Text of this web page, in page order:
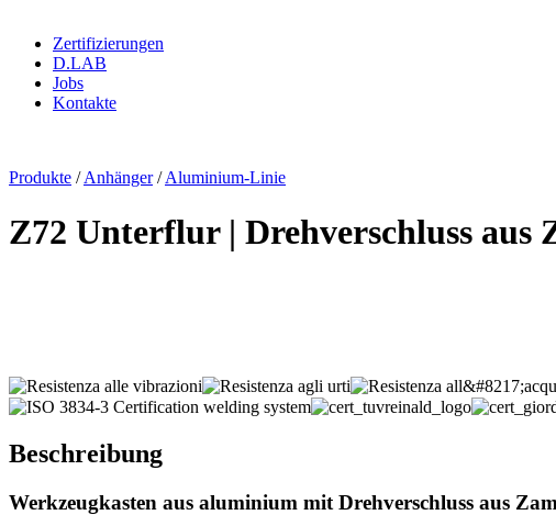
Zertifizierungen
D.LAB
Jobs
Kontakte
Produkte /Anhänger/Aluminium-Linie
Z72 Unterflur | Drehverschluss aus
Beschreibung
Werkzeugkasten aus aluminium mit Drehverschluss aus